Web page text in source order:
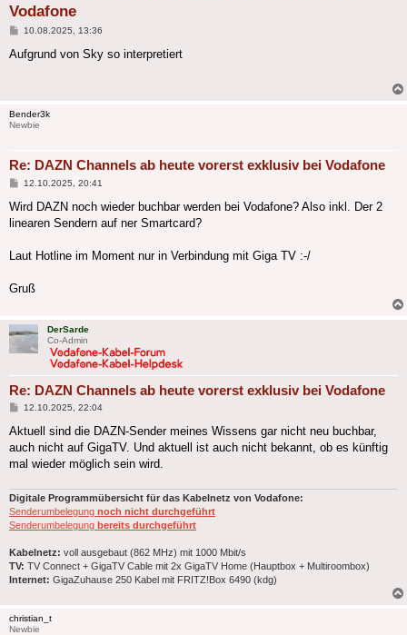
Vodafone
Beitrag
10.08.2025, 13:36
Aufgrund von Sky so interpretiert
Bender3k
Newbie
Re: DAZN Channels ab heute vorerst exklusiv bei Vodafone
Beitrag
12.10.2025, 20:41
Wird DAZN noch wieder buchbar werden bei Vodafone? Also inkl. Der 2
linearen Sendern auf ner Smartcard?
Laut Hotline im Moment nur in Verbindung mit Giga TV :-/
Gruß
DerSarde
Co-Admin
Re: DAZN Channels ab heute vorerst exklusiv bei Vodafone
Beitrag
12.10.2025, 22:04
Aktuell sind die DAZN-Sender meines Wissens gar nicht neu buchbar,
auch nicht auf GigaTV. Und aktuell ist auch nicht bekannt, ob es künftig
mal wieder möglich sein wird.
Digitale Programmübersicht für das Kabelnetz von Vodafone:
Senderumbelegung noch nicht durchgeführt
Senderumbelegung bereits durchgeführt
Kabelnetz: voll ausgebaut (862 MHz) mit 1000 Mbit/s
TV: TV Connect + GigaTV Cable mit 2x GigaTV Home (Hauptbox + Multiroombox)
Internet: GigaZuhause 250 Kabel mit FRITZ!Box 6490 (kdg)
christian_t
Newbie